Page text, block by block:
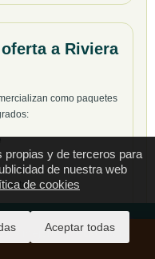
y de terceros para
de nuestra web
de cookies
Aceptar todas
a Riviera
como paquetes
tarifa o condiciones de la
del viaje, el hotel
y mejores precios para